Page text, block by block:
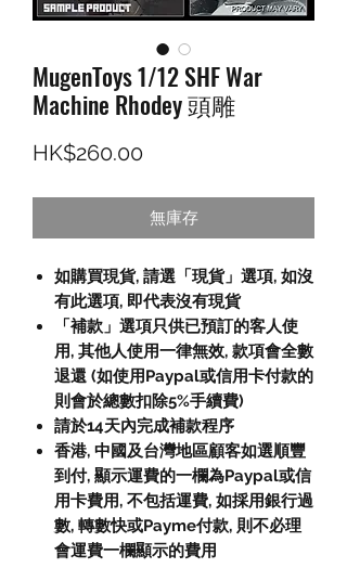
MugenToys 1/12 SHF War
Machine Rhodey 頭雕
HK$260.00價格
無庫存
如購買現貨, 請選「現貨」選項, 如沒
有此選項, 即代表沒有現貨
「補款」選項只供已預訂的客人使
用, 其他人使用一律無效, 款項會全數
退還 (如使用Paypal或信用卡付款的
則會於總數扣除5%手續費)
請於14天內完成補款程序
香港, 中國及台灣地區顧客如選順豐
到付, 顯示運費的一欄為Paypal或信
用卡費用, 不包括運費, 如採用銀行過
數, 轉數快或Payme付款, 則不必理
會運費一欄顯示的費用